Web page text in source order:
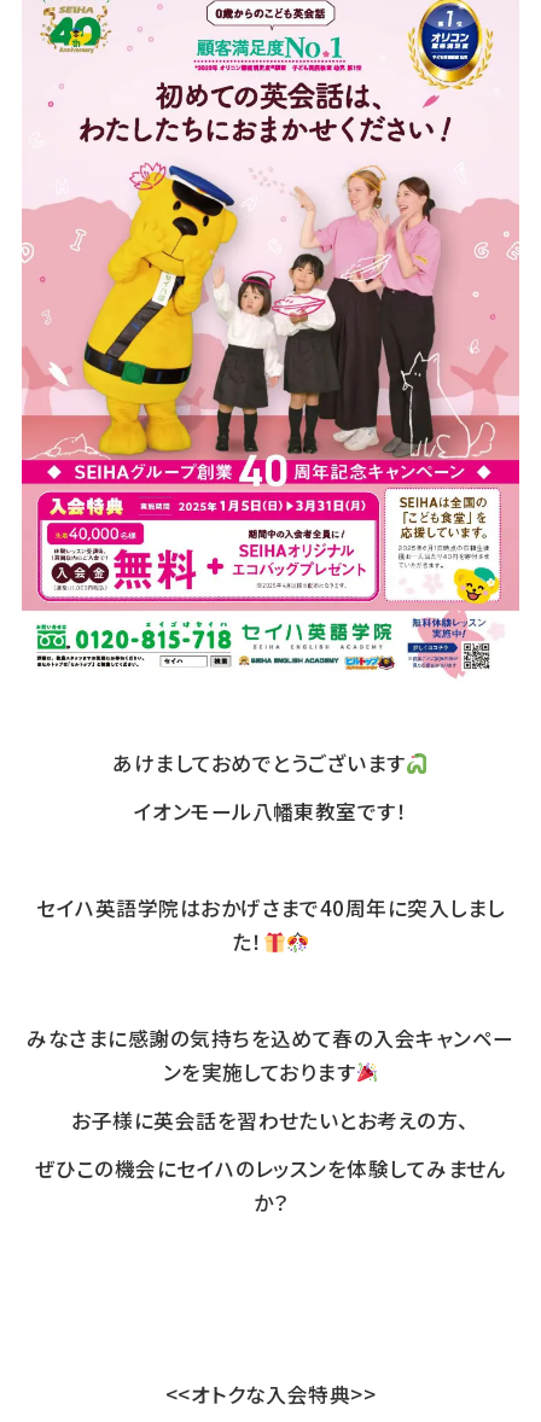
あけましておめでとうございます
イオンモール八幡東教室です！
セイハ英語学院はおかげさまで40周年に突入しまし
た！
みなさまに感謝の気持ちを込めて春の入会キャンペー
ンを実施しております
お子様に英会話を習わせたいとお考えの方、
ぜひこの機会にセイハのレッスンを体験してみません
か？
<<オトクな入会特典>>